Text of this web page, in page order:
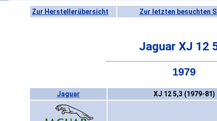
Zur Herstellerübersicht Zur letzten besuchten
Jaguar XJ 12
1979
Jaguar XJ 12 5,3 (1979-81)